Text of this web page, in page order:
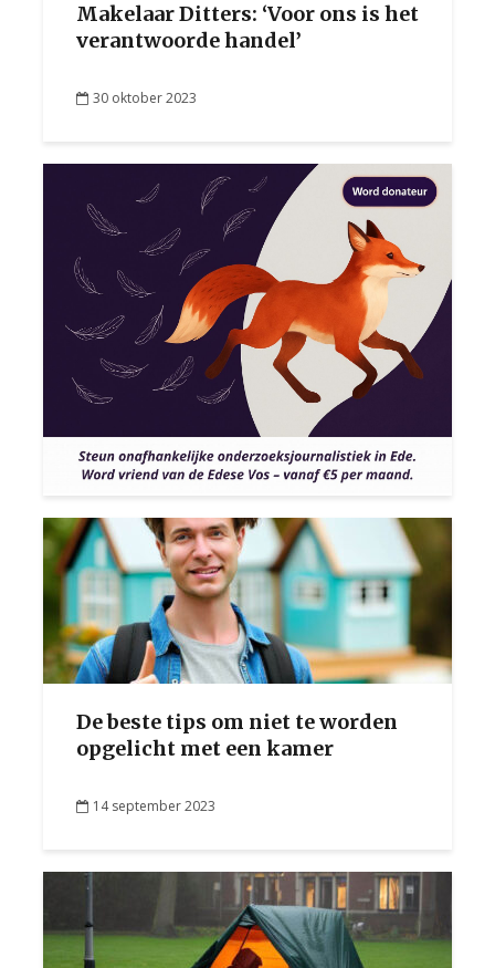
Makelaar Ditters: ‘Voor ons is het
verantwoorde handel’
30 oktober 2023
De beste tips om niet te worden
opgelicht met een kamer
14 september 2023